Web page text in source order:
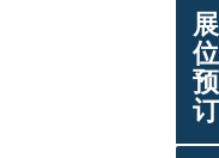
展
位
预
订